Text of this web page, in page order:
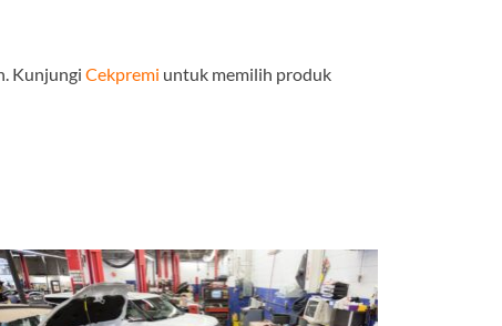
Kunjungi Cekpremi untuk memilih produk